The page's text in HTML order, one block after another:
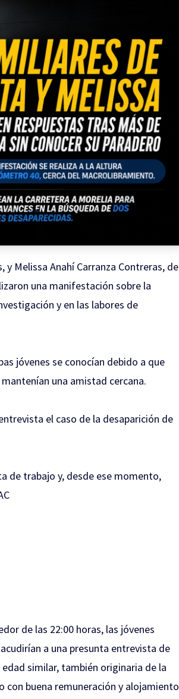
y Melissa Anahí Carranza Contreras, de
una manifestación sobre la
y en las labores de
jóvenes se conocían debido a que
una amistad cercana.
el caso de la desaparición de
de trabajo y, desde ese momento,
de las 22:00 horas, las jóvenes
a una presunta entrevista de
similar, también originaria de la
con buena remuneración y alojamiento